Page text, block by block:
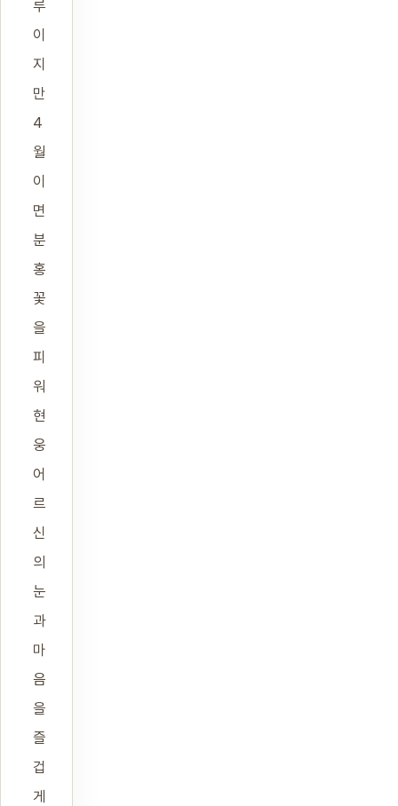
루
이
지
만
4
월
이
면
분
홍
꽃
을
피
워
현
웅
어
르
신
의
눈
과
마
음
을
즐
겁
게